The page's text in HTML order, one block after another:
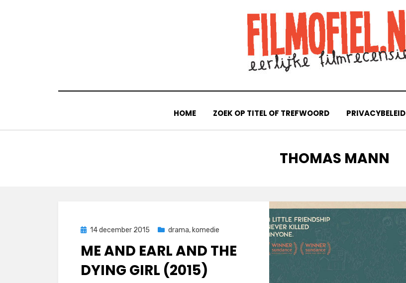
HOME ZOEK OP TITEL OF TREFWOORD PRIVACYBELEID
TAG
:
THOMAS MANN
Geplaatst
14 december 2015 drama, komedie
ME AND EARL AND THE
DYING GIRL (2015)